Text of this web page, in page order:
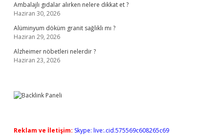
Ambalajlı gıdalar alırken nelere dikkat et ?
Haziran 30, 2026
Alüminyum döküm granit sağlıklı mı ?
Haziran 29, 2026
Alzheimer nöbetleri nelerdir ?
Haziran 23, 2026
Reklam ve İletişim: Skype: live:.cid.575569c608265c69